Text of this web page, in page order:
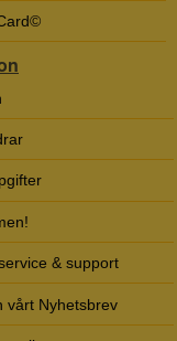
& support
vårt Nyhetsbrev